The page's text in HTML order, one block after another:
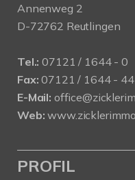
Annenweg 2
D-72762 Reutlingen
Tel.: 07121 / 1644 - 0
Fax: 07121 / 1644 - 44
E-Mail:
Web:
PROFIL